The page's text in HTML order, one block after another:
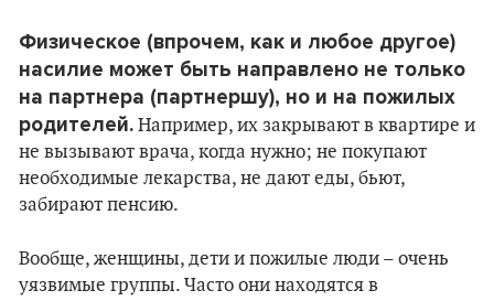
Физическое (впрочем, как и любое другое)
насилие может быть направлено не только
на партнера (партнершу), но и на пожилых
родителей. Например, их закрывают в квартире и
не вызывают врача, когда нужно; не покупают
необходимые лекарства, не дают еды, бьют,
забирают пенсию.
Вообще, женщины, дети и пожилые люди – очень
уязвимые группы. Часто они находятся в